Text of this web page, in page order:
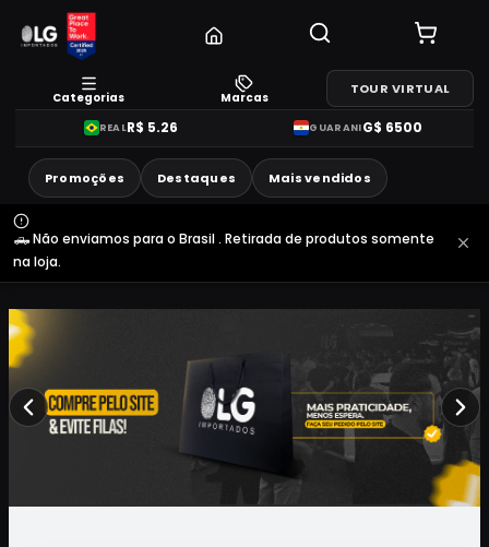
Categorias Marcas
TOUR VIRTUAL
REALR$ 5.26 GUARANIG$ 6500
Promoções Destaques Mais vendidos
🛻 Não enviamos para o Brasil . Retirada de produtos somente
na loja.